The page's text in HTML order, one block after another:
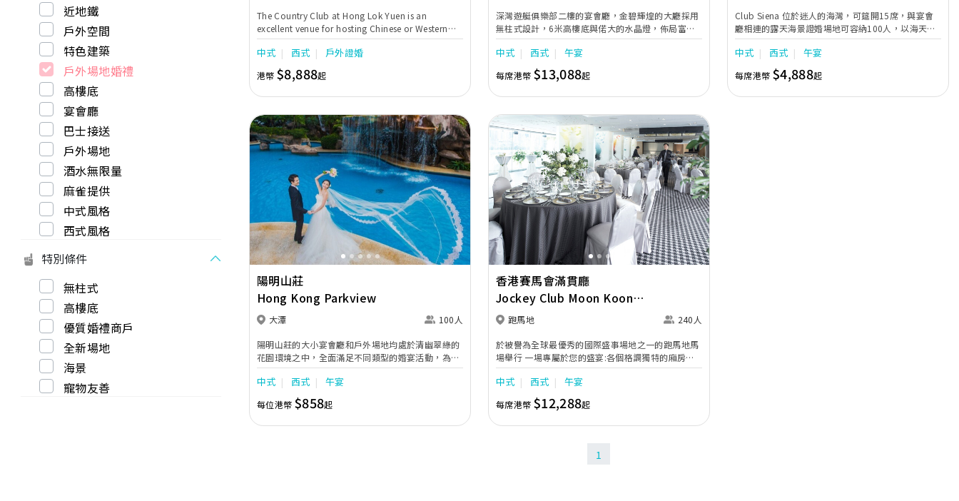
近地鐵
戶外空間
特色建築
戶外場地婚禮
高樓底
宴會廳
巴士接送
戶外場地
酒水無限量
麻雀提供
中式風格
西式風格
特別條件
無柱式
高樓底
優質婚禮商戶
全新場地
海景
寵物友善
The Country Club at Hong Lok Yuen is an
excellent venue for hosting Chinese or Western
wedding banquets and outdoor poolside
wedding parties. For a seamless country club
Hong Kong wedding day, couples can conduct
their civil celebrant ceremony with a lunch or
cocktail reception by the poolside, followed by
assist you from initial planning to your big day,
ensuring your dream wedding comes true.
中式 西式 戶外證婚
港幣$8,888起
深灣遊艇俱樂部二樓的宴會廳，金碧輝煌的大廳採用
無柱式設計，6米高樓底與偌大的水晶燈，佈局富麗
堂皇，氣派不凡，足夠筵開28席。
中式 西式 午宴
每席港幣 $13,088起
Club Siena 位於迷人的海灣，可筵開15席，與宴會
廳相連的露天海景證婚場地可容納100人，以海天一
色為背景，以典雅證婚亭為襯托，我們將為您們締造
一個極具異國情懷的浪漫婚禮。
中式 西式 午宴
每席港幣 $4,888起
Previous Next
陽明山莊
Hong Kong Parkview
大潭 100人
陽明山莊的大小宴會廳和戶外場地均處於清幽翠綠的
花園環境之中，全面滿足不同類型的婚宴活動，為您
度身打造最難忘的體驗。豪華的怡景廳擁有特高樓底
及地標式大理石旋轉樓梯，新人從樓梯徐徐步下時尤
為動人壯觀。
中式 西式 午宴
每位港幣 $858起
Previous Next
香港賽馬會滿貫廳
Jockey Club Moon Koon
Restaurant
跑馬地 240人
於被譽為全球最優秀的國際盛事場地之一的跑馬地馬
場舉行 一場專屬於您的盛宴:各個格調獨特的廂房宴
會廳提供不同 的婚宴場地選擇，與露台相連的百萬廂
房俯瞰馬場景色，更是 舉辦戶外雞尾酒會和婚禮的最
中式 西式 午宴
每席港幣 $12,288起
1